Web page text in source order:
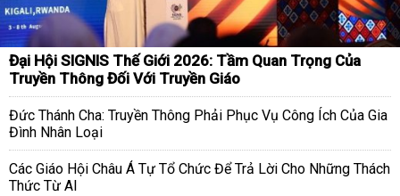
Đại Hội SIGNIS Thế Giới 2026: Tầm Quan Trọng Của
Truyền Thông Đối Với Truyền Giáo
Đức Thánh Cha: Truyền Thông Phải Phục Vụ Công Ích Của Gia
Đình Nhân Loại
Các Giáo Hội Châu Á Tự Tổ Chức Để Trả Lời Cho Những Thách
Thức Từ AI